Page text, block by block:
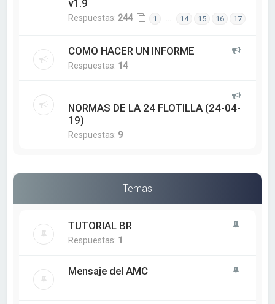
v1.9
Respuestas: 244 1 … 14 15 16 17
COMO HACER UN INFORME
Respuestas: 14
NORMAS DE LA 24 FLOTILLA (24-04-
19)
Respuestas: 9
Temas
TUTORIAL BR
Respuestas: 1
Mensaje del AMC